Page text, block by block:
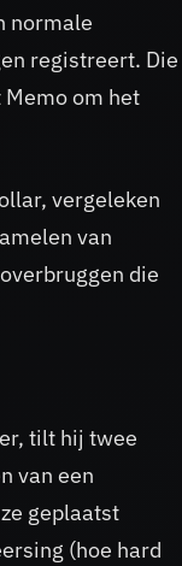
normale
registreert. Die
om het
vergeleken
van
die
tilt hij twee
van een
geplaatst
(hoe hard